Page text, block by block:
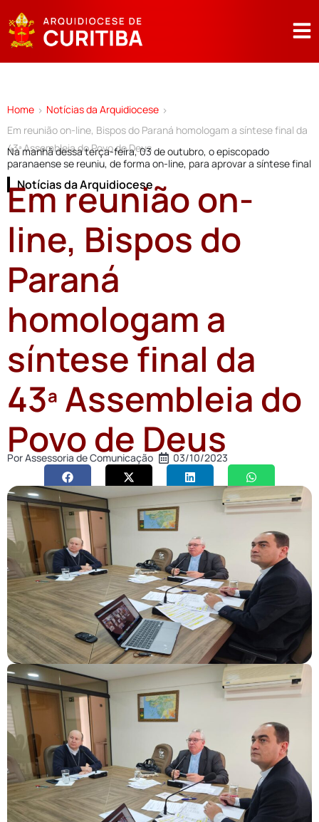
Home > Notícias da Arquidiocese >
Em reunião on-line, Bispos do Paraná homologam a síntese final da
43ª Assembleia do Povo de Deus
Na manhã dessa terça-feira, 03 de outubro, o episcopado
paranaense se reuniu, de forma on-line, para aprovar a síntese final
Notícias da Arquidiocese
Em reunião on-
line, Bispos do
Paraná
homologam a
síntese final da
43ª Assembleia do
Povo de Deus
PorAssessoria de Comunicação 03/10/2023